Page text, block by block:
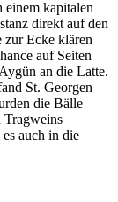
einem kapitalen
direkt auf den
zur Ecke klären
auf Seiten
an die Latte.
St. Georgen
die Bälle
Tragweins
auch in die